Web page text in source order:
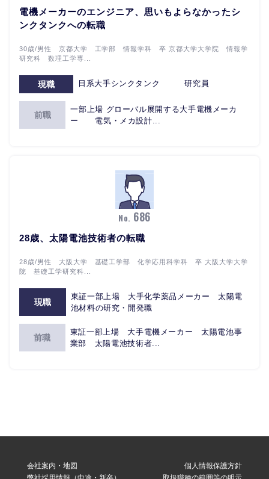
電機メーカーのエンジニア、思いもよらなかったシ
ンクタンクへの転職
30歳/男性 京都大学 工学部 情報学科 卒 京都大学大学院 情報学
研究科 数理工学専...
現職 日系大手シンクタンク 研究員
前職
一部上場 グローバル展開する大手電機メーカ
ー 電気・メカ設計...
No. 686
28歳、太陽電池技術者の転職
28歳/男性 大阪大学 基礎工学部 化学応用科学科 卒 大阪大学大学
院 基礎工学研究科...
現職
東証一部上場 大手化学薬品メーカー 太陽電
池材料の研究・開発職
前職
東証一部上場 大手電機メーカー 太陽電池事
業部 太陽電池技術者...
会社案内・地図
個人情報保護方針